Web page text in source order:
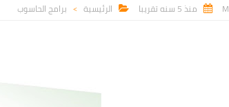
 منذ 5 سنه تقريبا  الرئيسية > برامج الحاسوب